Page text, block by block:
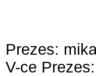
Prezes:
V-ce